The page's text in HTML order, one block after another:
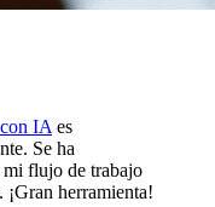
IA es
Se ha
mi flujo de trabajo
¡Gran herramienta!